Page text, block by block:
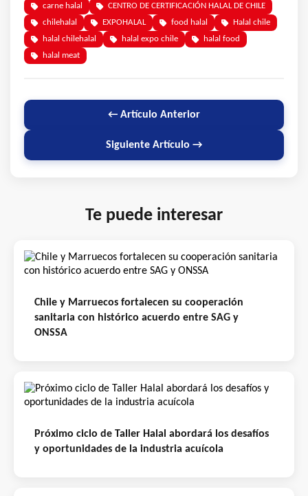
carne halal
CENTRO DE CERTIFICACIÓN HALAL DE CHILE
chilehalal
EXPOHALAL food halal
Halal chile
halal chilehalal
halal expo chile
halal food
halal meat
← Artículo Anterior
Siguiente Artículo →
Te puede interesar
Chile y Marruecos fortalecen su cooperación
sanitaria con histórico acuerdo entre SAG y
ONSSA
Próximo ciclo de Taller Halal abordará los desafíos
y oportunidades de la industria acuícola